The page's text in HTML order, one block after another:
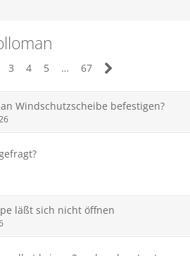
3 4 5 … 67
Windschutzscheibe befestigen?
läßt sich nicht öffnen